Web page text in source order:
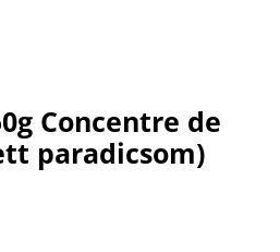
Concentre de
paradicsom)